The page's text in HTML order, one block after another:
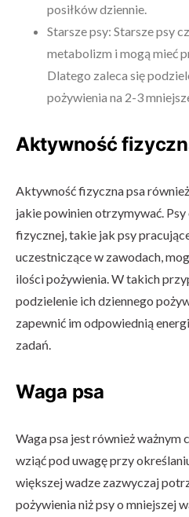
posiłków dziennie.
Starsze psy: Starsze psy
metabolizm i mogą mieć
Dlatego zaleca się
pożywienia na 2-3
Aktywność
Aktywność fizyczna psa
jakie powinien otrzymywać.
fizycznej, takie jak psy
uczestniczące w zawodach,
ilości pożywienia. W takich
podzielenie ich dziennego
zapewnić im odpowiednią
zadań.
Waga psa
Waga psa jest również ważnym
wziąć pod uwagę przy
większej wadze zazwyczaj
pożywienia niż psy o mniejszej